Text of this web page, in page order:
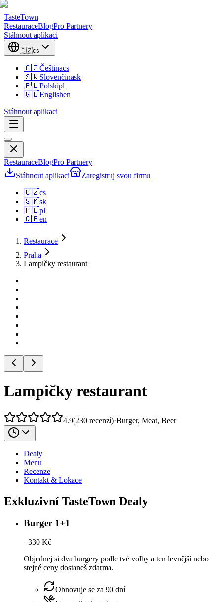
TasteTown
RestauraceBlogPro Partnery
Stáhnout aplikaci
🇨🇿cs
🇨🇿Češtinacs
🇸🇰Slovenčinask
🇵🇱Polskipl
🇬🇧Englishen
Stáhnout aplikaci
RestauraceBlogPro Partnery
Stáhnout aplikaci
Zaregistruj svou firmu
🇨🇿cs
🇸🇰sk
🇵🇱pl
🇬🇧en
Restaurace
Praha
Lampičky restaurant
Lampičky restaurant
4.9(230 recenzí)·Burger, Meat, Beer
Dealy
Menu
Recenze
Kontakt & Lokace
Exkluzivní TasteTown Dealy
Burger 1+1
−330 Kč
Objednej si dva burgery podle tvé volby a ten levnější nebo
stejné ceny dostaneš zdarma.
Obnovuje se za 90 dní